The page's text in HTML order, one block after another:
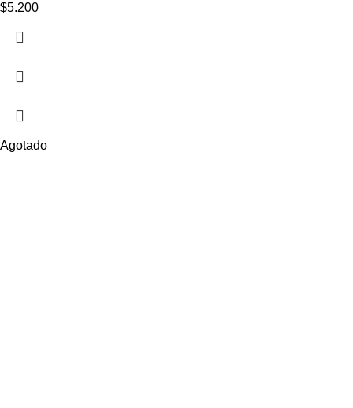
$5.200
Agotado